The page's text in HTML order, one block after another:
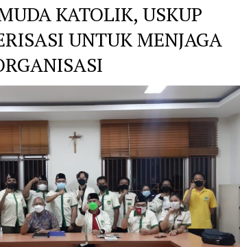
KATOLIK, USKUP
UNTUK MENJAGA